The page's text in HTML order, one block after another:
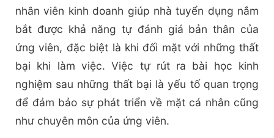
nhân viên kinh doanh giúp nhà tuyển dụng nắm
bắt được khả năng tự đánh giá bản thân của
ứng viên, đặc biệt là khi đối mặt với những thất
bại khi làm việc. Việc tự rút ra bài học kinh
nghiệm sau những thất bại là yếu tố quan trọng
để đảm bảo sự phát triển về mặt cá nhân cũng
như chuyên môn của ứng viên.